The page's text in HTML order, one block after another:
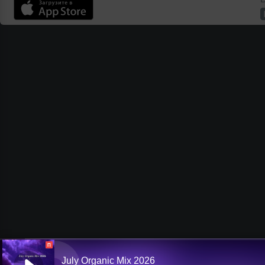
П
July Organic Mix 2026